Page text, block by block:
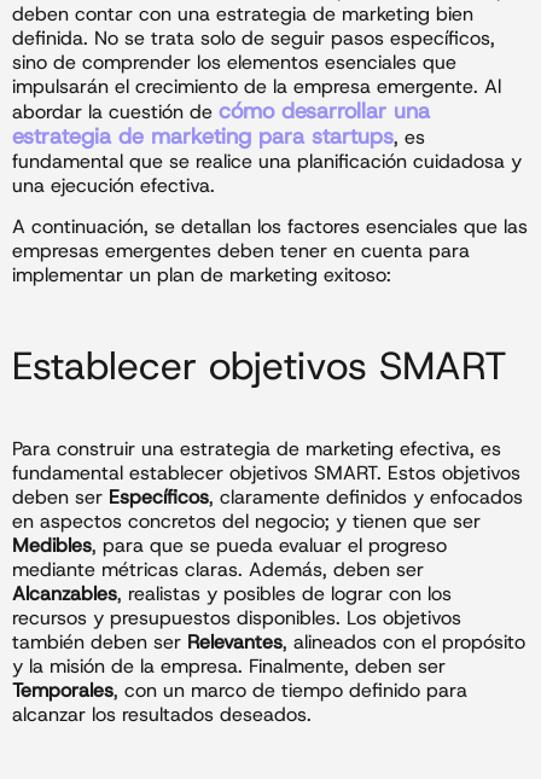
deben contar con una estrategia de marketing bien
definida. No se trata solo de seguir pasos específicos,
sino de comprender los elementos esenciales que
impulsarán el crecimiento de la empresa emergente. Al
abordar la cuestión de cómo desarrollar una
estrategia de marketing para startups, es
fundamental que se realice una planificación cuidadosa y
una ejecución efectiva.
A continuación, se detallan los factores esenciales que las
empresas emergentes deben tener en cuenta para
implementar un plan de marketing exitoso:
Establecer objetivos SMART
Para construir una estrategia de marketing efectiva, es
fundamental establecer objetivos SMART. Estos objetivos
deben ser Específicos, claramente definidos y enfocados
en aspectos concretos del negocio; y tienen que ser
Medibles, para que se pueda evaluar el progreso
mediante métricas claras. Además, deben ser
Alcanzables, realistas y posibles de lograr con los
recursos y presupuestos disponibles. Los objetivos
también deben ser Relevantes, alineados con el propósito
y la misión de la empresa. Finalmente, deben ser
Temporales, con un marco de tiempo definido para
alcanzar los resultados deseados.